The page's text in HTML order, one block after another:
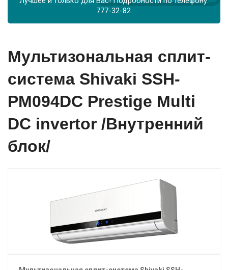
777-32-82.
Мультизональная сплит-
система Shivaki SSH-
PM094DC Prestige Multi
DC invertor /Внутренний
блок/